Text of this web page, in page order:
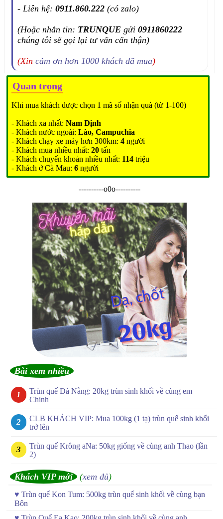
- Liên hệ:0911.860.222 (có zalo)
(Hoặc nhắn tin: TRUNQUE gửi0911860222
chúng tôi sẽ gọi lại tư vấn cẩn thận)
(Xincảm ơn hơn 1000 khách đã mua)
Quan trọng
Khi mua khách được chọn 1 mã số nhận quà (từ 1-100)
- Khách xa nhất:Nam Định
- Khách nước ngoài:Lào, Campuchia
- Khách chạy xe máy hơn 300km:4 người
- Khách mua nhiều nhất:20 tấn
- Khách chuyển khoản nhiều nhất: 114 triệu
- Khách ở Cà Mau:6 người
----------o0o----------
Bài xem nhiều
Trùn quế Đà Nẵng: 20kg trùn sinh khối về cùng em
Chinh
CLB KHÁCH VIP: Mua 100kg (1 tạ) trùn quế sinh khối
trở lên
Trùn quế Krông aNa: 50kg giống về cùng anh Thao (lần
2)
Khách VIP mới (xem đủ)
♥ Trùn quế Kon Tum: 500kg trùn quế sinh khối về cùng bạn
Bôn